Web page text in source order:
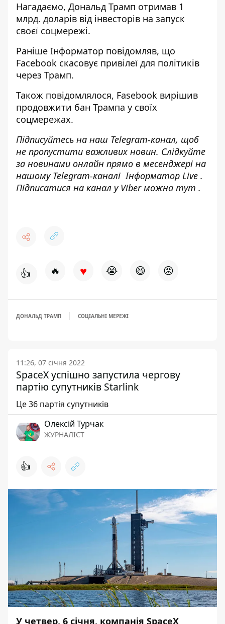
Нагадаємо, Дональд Трамп отримав 1
млрд. доларів від інвесторів на запуск
своєї соцмережі.
Раніше Інформатор повідомляв, що
Facebook скасовує привілеї для політиків
через Трамп.
Також повідомлялося, Fasebook вирішив
продовжити бан Трампа у своїх
соцмережах.
Підписуйтесь на наш Telegram-канал, щоб
не пропустити важливих новин. Слідкуйте
за новинами онлайн прямо в месенджері на
нашому Telegram-каналіІнформатор Live .
Підписатися на канал у Viber можна тут .
👍 🔥 ♥ 😭 😆 😡
ДОНАЛЬД ТРАМП СОЦІАЛЬНІ МЕРЕЖІ
11:26, 07 січня 2022
SpaceX успішно запустила чергову
партію супутників Starlink
Це 36 партія супутників
Олексій Турчак
ЖУРНАЛІСТ
👍
У четвер, 6 січня, компанія SpaceX